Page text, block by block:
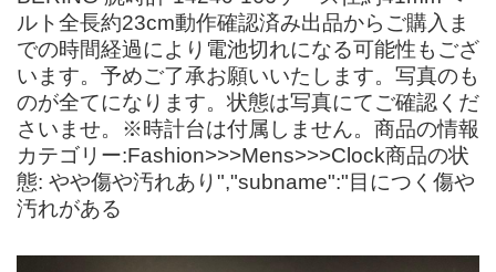
ルト全長約23cm動作確認済み出品からご購入ま
での時間経過により電池切れになる可能性もござ
います。予めご了承お願いいたします。写真のも
のが全てになります。状態は写真にてご確認くだ
さいませ。※時計台は付属しません。商品の情報
カテゴリー:Fashion>>>Mens>>>Clock商品の状
態: やや傷や汚れあり","subname":"目につく傷や
汚れがある